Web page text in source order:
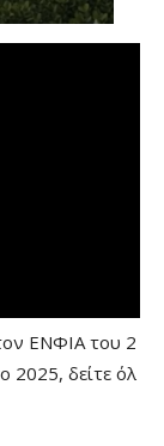
ΕΝΦΙΑ του 2
2025, δείτε όλ